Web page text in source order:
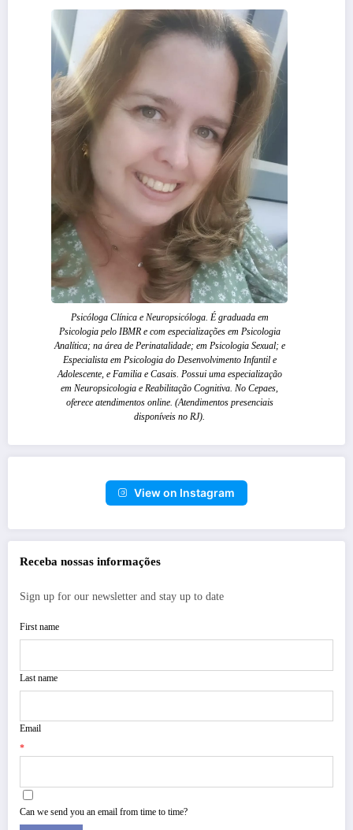
Psicóloga Clínica e Neuropsicóloga. É graduada em
Psicologia pelo IBMR e com especializações em Psicologia
Analítica; na área de Perinatalidade; em Psicologia Sexual; e
Especialista em Psicologia do Desenvolvimento Infantil e
Adolescente, e Familia e Casais. Possui uma especialização
em Neuropsicologia e Reabilitação Cognitiva. No Cepaes,
oferece atendimentos online. (Atendimentos presenciais
disponíveis no RJ).
View on Instagram
Receba nossas informações
Sign up for our newsletter and stay up to date
First name
Last name
Email
*
Can we send you an email from time to time?